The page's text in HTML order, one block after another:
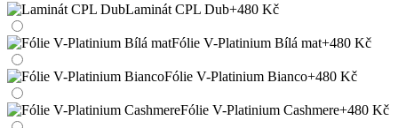
Laminát CPL Dub+480 Kč
Fólie V-Platinium Bílá mat+480 Kč
Fólie V-Platinium Bianco+480 Kč
Fólie V-Platinium Cashmere+480 Kč